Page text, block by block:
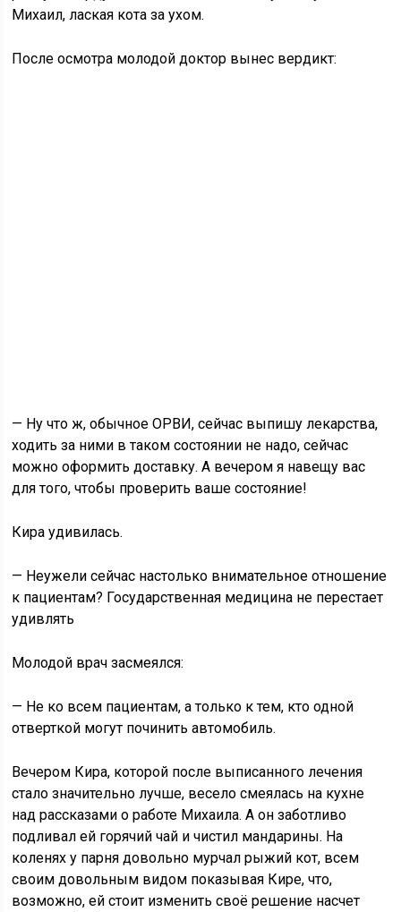
Михаил, лаская кота за ухом.
После осмотра молодой доктор вынес вердикт:
— Ну что ж, обычное ОРВИ, сейчас выпишу лекарства,
ходить за ними в таком состоянии не надо, сейчас
можно оформить доставку. А вечером я навещу вас
для того, чтобы проверить ваше состояние!
Кира удивилась.
— Неужели сейчас настолько внимательное отношение
к пациентам? Государственная медицина не перестает
удивлять
Молодой врач засмеялся:
— Не ко всем пациентам, а только к тем, кто одной
отверткой могут починить автомобиль.
Вечером Кира, которой после выписанного лечения
стало значительно лучше, весело смеялась на кухне
над рассказами о работе Михаила. А он заботливо
подливал ей горячий чай и чистил мандарины. На
коленях у парня довольно мурчал рыжий кот, всем
своим довольным видом показывая Кире, что,
возможно, ей стоит изменить своё решение насчет